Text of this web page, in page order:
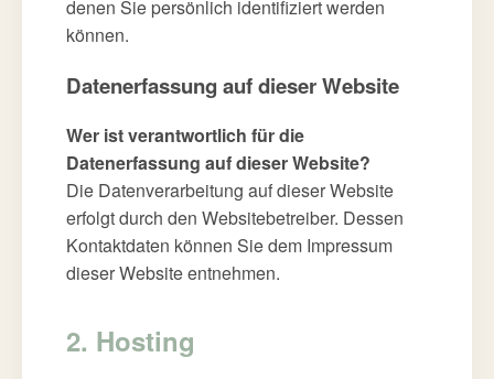
denen Sie persönlich identifiziert werden
können.
Datenerfassung auf dieser Website
Wer ist verantwortlich für die
Datenerfassung auf dieser Website?
Die Datenverarbeitung auf dieser Website
erfolgt durch den Websitebetreiber. Dessen
Kontaktdaten können Sie dem Impressum
dieser Website entnehmen.
2. Hosting